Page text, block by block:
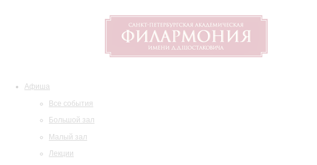
Афиша
Все события
Большой зал
Малый зал
Лекции